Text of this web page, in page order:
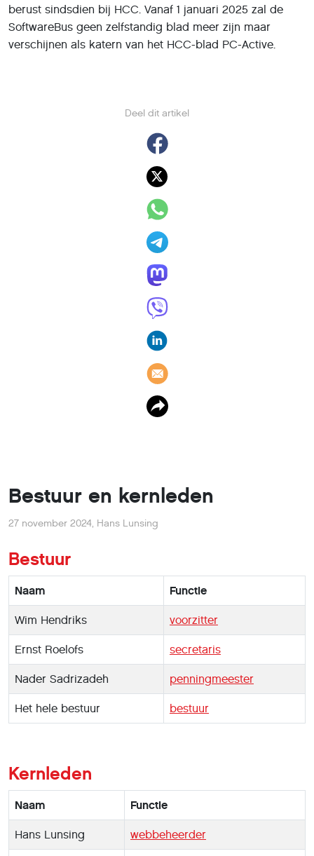
Deel dit artikel
berust sindsdien bij HCC. Vanaf 1 januari 2025 zal de
SoftwareBus geen zelfstandig blad meer zijn maar
verschijnen als katern van het HCC-blad PC-Active.
Bestuur en kernleden
27 november 2024, Hans Lunsing
Bestuur
Naam Functie
Wim Hendriks voorzitter
Ernst Roelofs secretaris
Nader Sadrizadeh penningmeester
Het hele bestuur bestuur
Kernleden
Naam Functie
Hans Lunsing webbeheerder